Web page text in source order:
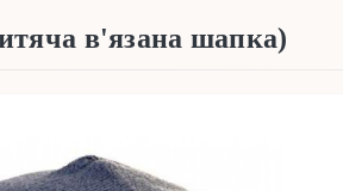
в'язана шапка)